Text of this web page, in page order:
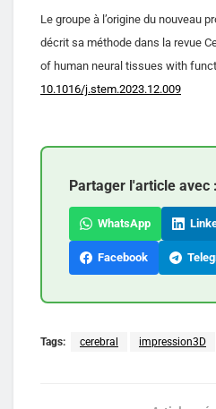
Le groupe à l’origine du nouveau
décrit sa méthode dans la revue
of human neural tissues with
10.1016/j.stem.2023.12.009
Partager l'article avec :
WhatsApp
Facebook
Tags: cerebral impression3D